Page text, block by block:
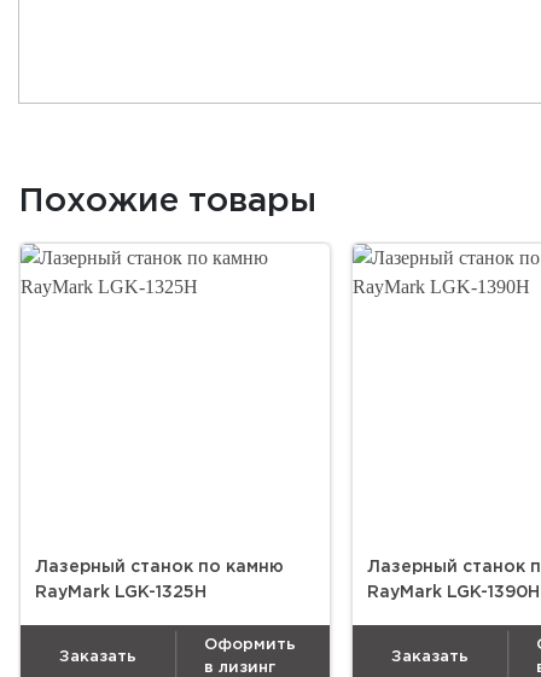
Похожие товары
Лазерный станок по камню
RayMark LGK-1325H
Заказать
Оформить
в лизинг
Лазерный станок
RayMark LGK-1390H
Заказать